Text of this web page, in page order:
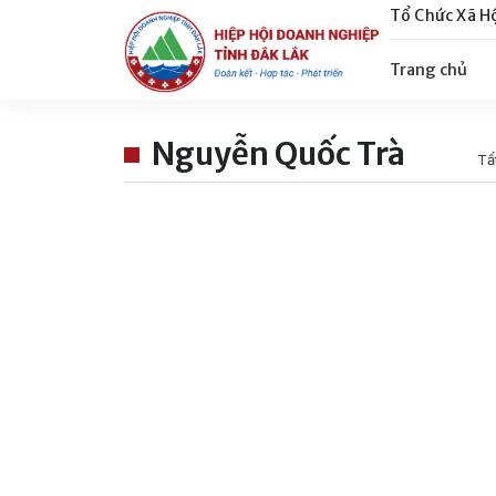
Tổ Chức Xã
Trang chủ
Nguyễn Quốc Trà